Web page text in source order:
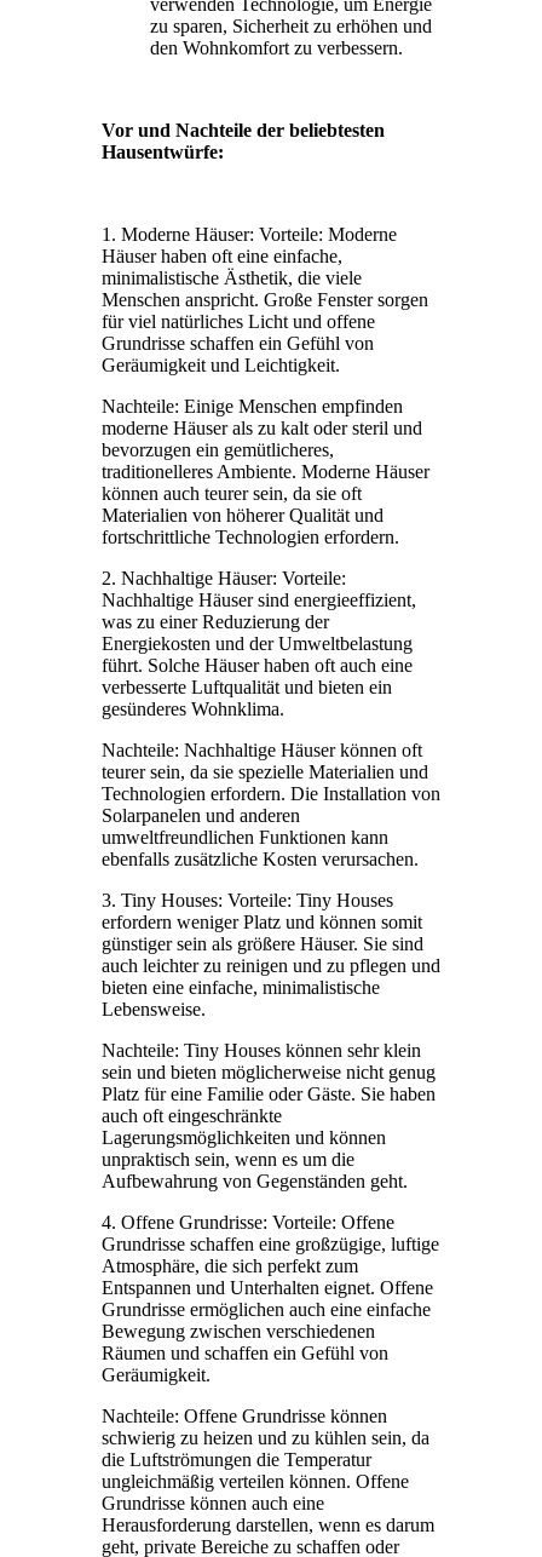
zu sparen, Sicherheit zu erhöhen und
den Wohnkomfort zu verbessern.
Vor und Nachteile der beliebtesten
Hausentwürfe:
1. Moderne Häuser: Vorteile: Moderne
Häuser haben oft eine einfache,
minimalistische Ästhetik, die viele
Menschen anspricht. Große Fenster sorgen
für viel natürliches Licht und offene
Grundrisse schaffen ein Gefühl von
Geräumigkeit und Leichtigkeit.
Nachteile: Einige Menschen empfinden
moderne Häuser als zu kalt oder steril und
bevorzugen ein gemütlicheres,
traditionelleres Ambiente. Moderne Häuser
können auch teurer sein, da sie oft
Materialien von höherer Qualität und
fortschrittliche Technologien erfordern.
2. Nachhaltige Häuser: Vorteile:
Nachhaltige Häuser sind energieeffizient,
was zu einer Reduzierung der
Energiekosten und der Umweltbelastung
führt. Solche Häuser haben oft auch eine
verbesserte Luftqualität und bieten ein
gesünderes Wohnklima.
Nachteile: Nachhaltige Häuser können oft
teurer sein, da sie spezielle Materialien und
Technologien erfordern. Die Installation von
Solarpanelen und anderen
umweltfreundlichen Funktionen kann
ebenfalls zusätzliche Kosten verursachen.
3. Tiny Houses: Vorteile: Tiny Houses
erfordern weniger Platz und können somit
günstiger sein als größere Häuser. Sie sind
auch leichter zu reinigen und zu pflegen und
bieten eine einfache, minimalistische
Lebensweise.
Nachteile: Tiny Houses können sehr klein
sein und bieten möglicherweise nicht genug
Platz für eine Familie oder Gäste. Sie haben
auch oft eingeschränkte
Lagerungsmöglichkeiten und können
unpraktisch sein, wenn es um die
Aufbewahrung von Gegenständen geht.
4. Offene Grundrisse: Vorteile: Offene
Grundrisse schaffen eine großzügige, luftige
Atmosphäre, die sich perfekt zum
Entspannen und Unterhalten eignet. Offene
Grundrisse ermöglichen auch eine einfache
Bewegung zwischen verschiedenen
Räumen und schaffen ein Gefühl von
Geräumigkeit.
Nachteile: Offene Grundrisse können
schwierig zu heizen und zu kühlen sein, da
die Luftströmungen die Temperatur
ungleichmäßig verteilen können. Offene
Grundrisse können auch eine
Herausforderung darstellen, wenn es darum
geht, private Bereiche zu schaffen oder